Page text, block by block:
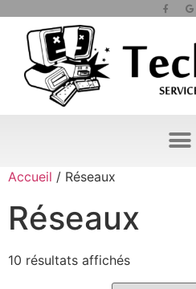
Accueil / Réseaux
Réseaux
10 résultats affichés